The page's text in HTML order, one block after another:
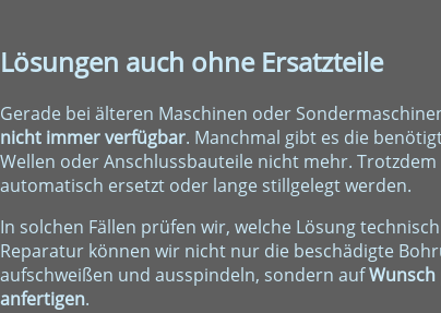
Lösungen auch ohne Ersatzteile
Gerade bei älteren Maschinen oder
nicht immer verfügbar. Manchmal gibt es die
Wellen oder Anschlussbauteile nicht mehr.
automatisch ersetzt oder lange stillgelegt werden.
In solchen Fällen prüfen wir, welche Lösung
Reparatur können wir nicht nur die beschädigte
aufschweißen und ausspindeln, sondern aufWunsch
anfertigen.